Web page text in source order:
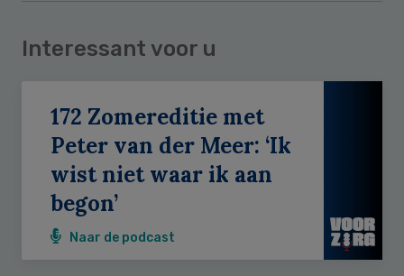
Interessant voor u
172 Zomereditie met
Peter van der Meer: ‘Ik
wist niet waar ik aan
begon’
Naar de podcast